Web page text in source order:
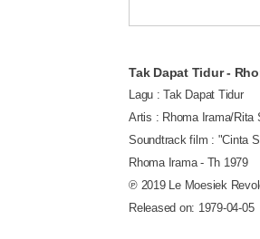
Tak Dapat Tidur -
Lagu : Tak Dapat Tidur
Artis : Rhoma Irama/Rita
Soundtrack film : "Cinta
Rhoma Irama - Th 1979
℗2019 Le Moesiek
Released on: 1979-04-05